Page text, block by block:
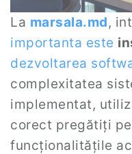
La marsala.md,
importanta este
dezvoltarea
complexitatea
implementat,
corect pregătiți
funcționalitățile